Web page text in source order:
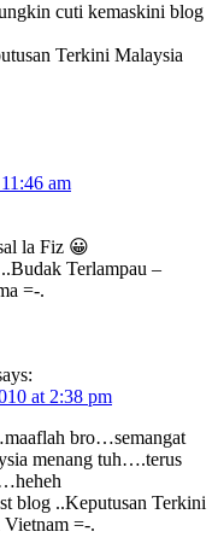
cuti kemaskini blog
Terkini Malaysia
am
la Fiz 😀
Terlampau –
=-.
at 2:38 pm
bro…semangat
menang tuh….terus
blog ..Keputusan Terkini
=-.